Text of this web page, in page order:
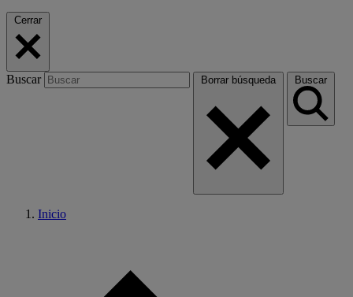
Cerrar
Buscar Borrar búsqueda Buscar
Inicio